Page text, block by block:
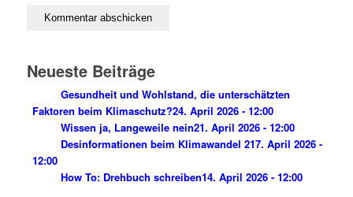
Neueste Beiträge
Gesundheit und Wohlstand, die unterschätzten
Faktoren beim Klimaschutz?24. April 2026 - 12:00
Wissen ja, Langeweile nein21. April 2026 - 12:00
Desinformationen beim Klimawandel 217. April 2026 -
12:00
How To: Drehbuch schreiben14. April 2026 - 12:00